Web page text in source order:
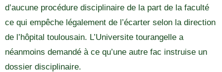
d’aucune procédure disciplinaire de la part de la faculté
ce qui empêche légalement de l’écarter selon la direction
de l’hôpital toulousain. L’Universite tourangelle a
néanmoins demandé à ce qu’une autre fac instruise un
dossier disciplinaire.